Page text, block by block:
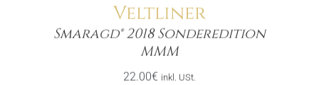
Veltliner
Smaragd® 2018 Sonderedition
MMM
22.00€ inkl. USt.
Menge